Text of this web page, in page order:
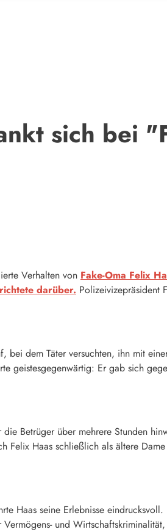
sich bei
Verhalten von Fake-Oma Felix
darüber. Polizeivizepräsident
dem Täter versuchten, ihn mit
geistesgegenwärtig: Er gab sich
Betrüger über mehrere Stunden
Haas schließlich als ältere
Haas seine Erlebnisse
und